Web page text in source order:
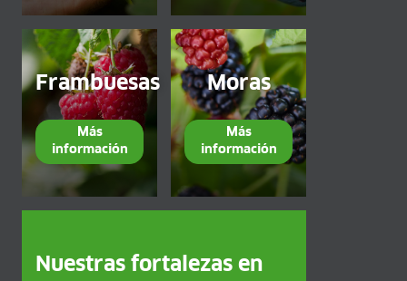
Frambuesas
Más
información
Moras
Más
información
Nuestras fortalezas en